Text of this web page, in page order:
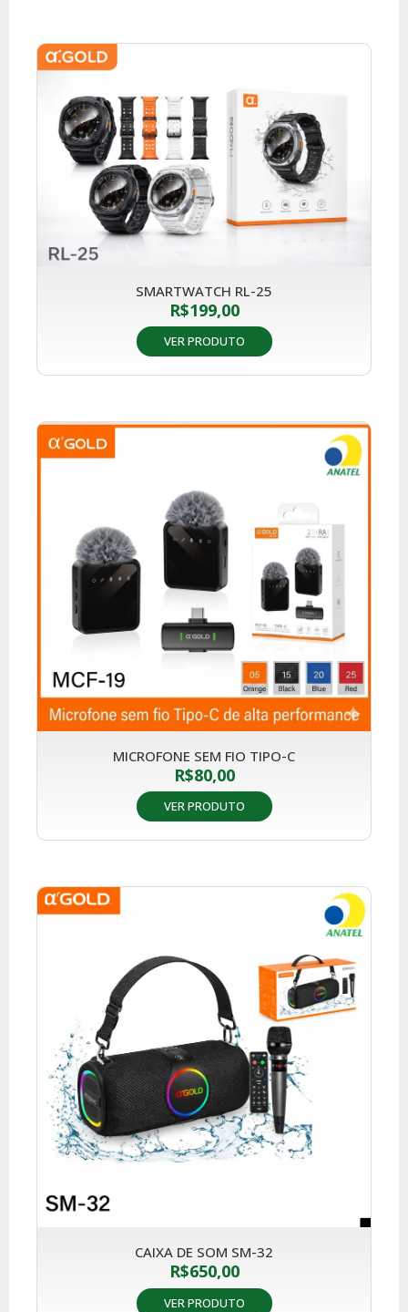
SMARTWATCH RL-25
R$199,00
VER PRODUTO
MICROFONE SEM FIO TIPO-C
R$80,00
VER PRODUTO
CAIXA DE SOM SM-32
R$650,00
VER PRODUTO